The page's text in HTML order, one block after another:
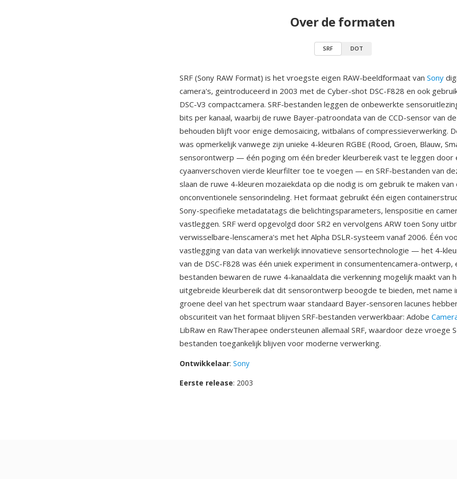
Over de formaten
SRF DOT
SRF (Sony RAW Format) is het vroegste eigen RAW-beeldformaat van Sony
camera's, geintroduceerd in 2003 met de Cyber-shot DSC-F828 en ook
DSC-V3 compactcamera. SRF-bestanden leggen de onbewerkte
bits per kanaal, waarbij de ruwe Bayer-patroondata van de CCD-sensor van
behouden blijft voor enige demosaicing, witbalans of compressieverwerking.
was opmerkelijk vanwege zijn unieke 4-kleuren RGBE (Rood, Groen, Blauw,
sensorontwerp — één poging om één breder kleurbereik vast te leggen door
cyaanverschoven vierde kleurfilter toe te voegen — en SRF-bestanden van
slaan de ruwe 4-kleuren mozaiekdata op die nodig is om gebruik te maken van
onconventionele sensorindeling. Het formaat gebruikt één eigen
Sony-specifieke metadatatags die belichtingsparameters, lenspositie en
vastleggen. SRF werd opgevolgd door SR2 en vervolgens ARW toen Sony
verwisselbare-lenscamera's met het Alpha DSLR-systeem vanaf 2006. Één
vastlegging van data van werkelijk innovatieve sensortechnologie — het 4-
van de DSC-F828 was één uniek experiment in consumentencamera-ontwerp,
bestanden bewaren de ruwe 4-kanaaldata die verkenning mogelijk maakt van
uitgebreide kleurbereik dat dit sensorontwerp beoogde te bieden, met name
groene deel van het spectrum waar standaard Bayer-sensoren lacunes
obscuriteit van het formaat blijven SRF-bestanden verwerkbaar: Adobe
LibRaw en RawTherapee ondersteunen allemaal SRF, waardoor deze vroege
bestanden toegankelijk blijven voor moderne verwerking.
Ontwikkelaar: Sony
Eerste release: 2003